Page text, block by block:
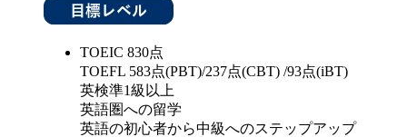
TOEIC 830点
TOEFL 583点(PBT)/237点(CBT) /93点(iBT)
英検準1級以上
英語圏への留学
英語の初心者から中級へのステップアップ